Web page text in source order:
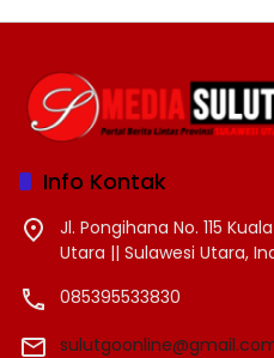
Info Kontak
Jl. Pongihana No. 115
Utara || Sulawesi Utara,
085395533830